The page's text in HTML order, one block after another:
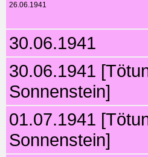
26.06.1941
30.06.1941
30.06.1941
Sonnenstein]
01.07.1941
Sonnenstein]